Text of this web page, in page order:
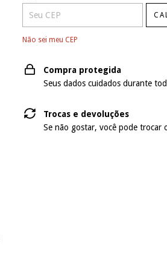
Não sei meu CEP
Compra protegida
Seus dados cuidados durante
Trocas e devoluções
Se não gostar, você pode trocar